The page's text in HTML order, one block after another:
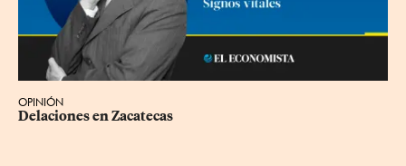
OPINIÓN
Delaciones en Zacatecas